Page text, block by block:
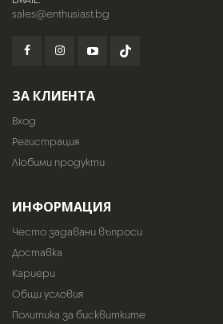
sales@enthusiast.bg
ЗА КЛИЕНТА
Вход
Регистрация
Любими продукти
ИНФОРМАЦИЯ
Често задавани въпроси
Доставка
Кариери
Общи условия
Политика за бисквитките